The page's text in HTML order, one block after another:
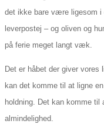
det ikke bare være ligesom i
leverpostej – og oliven og
på ferie meget langt væk.
Det er håbet der giver
kan det komme til at ligne
holdning. Det kan komme til
almindelighed.